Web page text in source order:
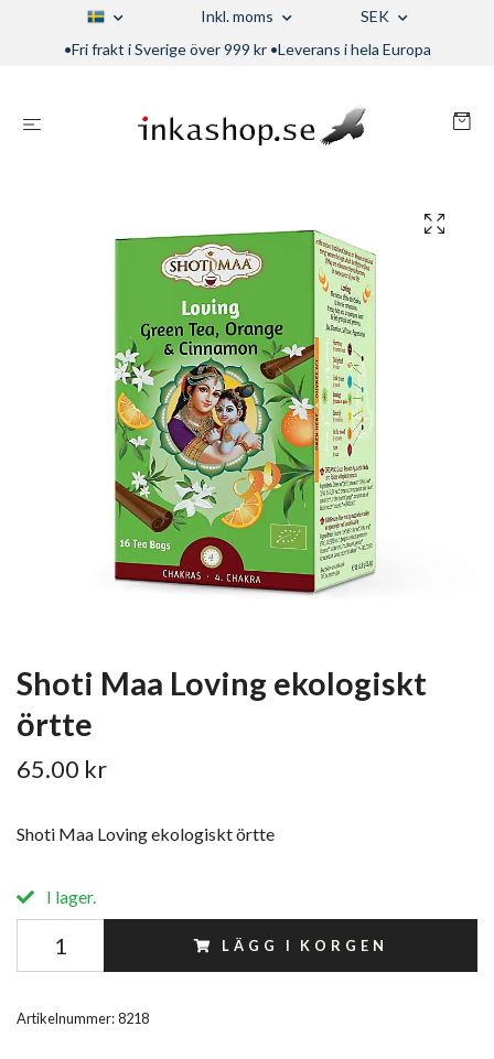
Inkl. moms
SEK
•Fri frakt i Sverige över 999 kr •Leverans i hela Europa
Shoti Maa Loving ekologiskt
örtte
65.00 kr
Shoti Maa Loving ekologiskt örtte
I lager.
LÄGG I KORGEN
Artikelnummer:8218